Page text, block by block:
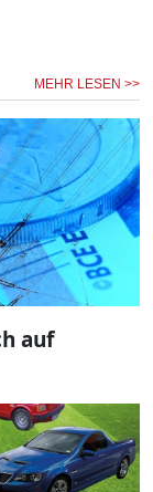
MEHR LESEN >>
auf